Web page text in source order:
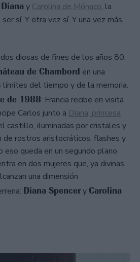
y Carolina de Mónaco, la
sí. Y otra vez sí. Y una vez más,
diosas de fines de los años 80,
de Chambord en una
del tiempo y de la memoria.
de 1988: Francia recibe en visita
Carlos junto a Diana, princesa
castillo, iluminadas por cristales y
de rostros aristocráticos, flashes y
queda en un segundo plano
en dos mujeres que, ya divinas
una dimensión
Diana Spencery Carolina